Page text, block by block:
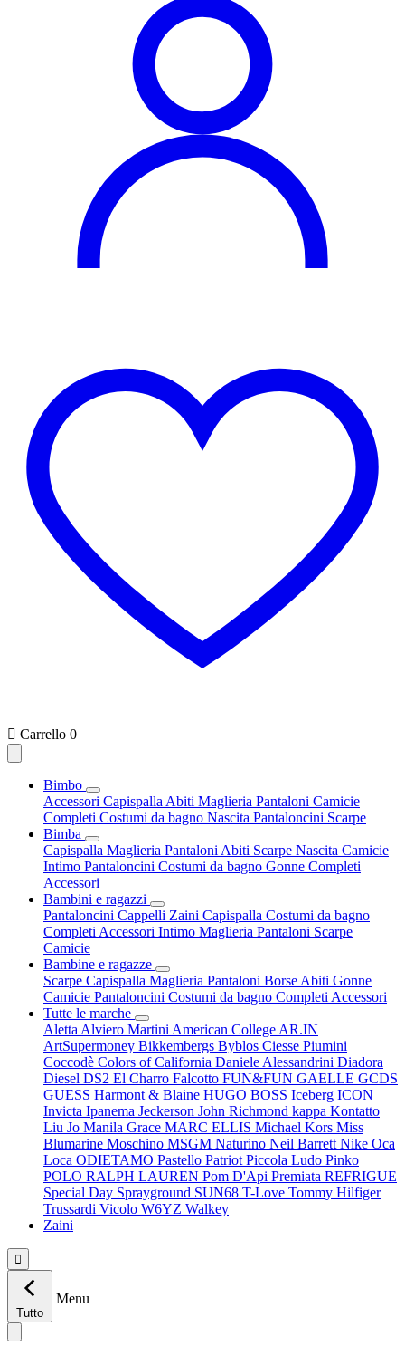
 Carrello 0
Bimbo
Accessori Capispalla Abiti Maglieria Pantaloni Camicie
Completi Costumi da bagno Nascita Pantaloncini Scarpe
Bimba
Capispalla Maglieria Pantaloni Abiti Scarpe Nascita Camicie
Intimo Pantaloncini Costumi da bagno Gonne Completi
Accessori
Bambini e ragazzi
Pantaloncini Cappelli Zaini Capispalla Costumi da bagno
Completi Accessori Intimo Maglieria Pantaloni Scarpe
Camicie
Bambine e ragazze
Scarpe Capispalla Maglieria Pantaloni Borse Abiti Gonne
Camicie Pantaloncini Costumi da bagno Completi Accessori
Tutte le marche
Aletta Alviero Martini American College AR.IN
ArtSupermoney Bikkembergs Byblos Ciesse Piumini
Coccodè Colors of California Daniele Alessandrini Diadora
Diesel DS2 El Charro Falcotto FUN&FUN GAELLE GCDS
GUESS Harmont & Blaine HUGO BOSS Iceberg ICON
Invicta Ipanema Jeckerson John Richmond kappa Kontatto
Liu Jo Manila Grace MARC ELLIS Michael Kors Miss
Blumarine Moschino MSGM Naturino Neil Barrett Nike Oca
Loca ODIETAMO Pastello Patriot Piccola Ludo Pinko
POLO RALPH LAUREN Pom D'Api Premiata REFRIGUE
Special Day Sprayground SUN68 T-Love Tommy Hilfiger
Trussardi Vicolo W6YZ Walkey
Zaini

Tutto
Menu